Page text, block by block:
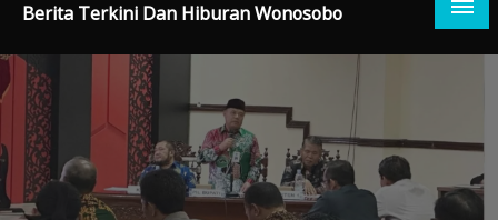
Berita Terkini Dan Hiburan Wonosobo